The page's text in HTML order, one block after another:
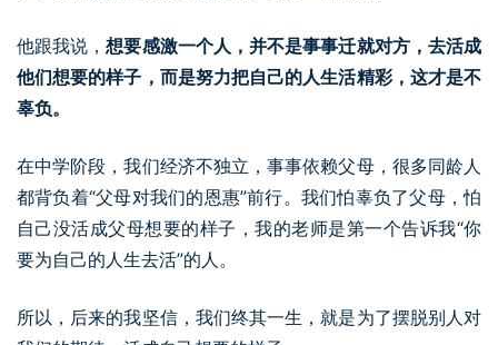
他跟我说，想要感激一个人，并不是事事迁就对方，去活成
他们想要的样子，而是努力把自己的人生活精彩，这才是不
辜负。
在中学阶段，我们经济不独立，事事依赖父母，很多同龄人
都背负着“父母对我们的恩惠”前行。我们怕辜负了父母，怕
自己没活成父母想要的样子，我的老师是第一个告诉我“你
要为自己的人生去活”的人。
所以，后来的我坚信，我们终其一生，就是为了摆脱别人对